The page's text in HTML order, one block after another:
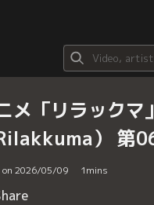
メ「リラックマ」
） 第
on 2026/05/09 1mins